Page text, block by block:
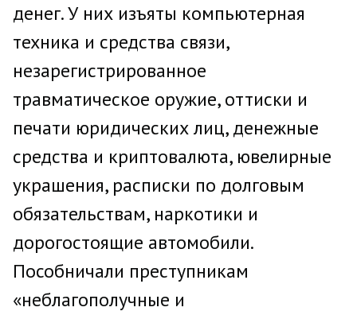
денег. У них изъяты компьютерная
техника и средства связи,
незарегистрированное
травматическое оружие, оттиски и
печати юридических лиц, денежные
средства и криптовалюта, ювелирные
украшения, расписки по долговым
обязательствам, наркотики и
дорогостоящие автомобили.
Пособничали преступникам
«неблагополучные и